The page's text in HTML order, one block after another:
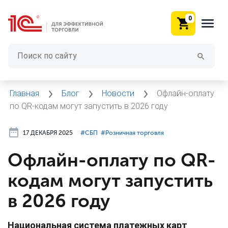
0
Главная Блог Новости
Офлайн-оплату
по QR-кодам могут запустить в 2026 году
17 ДЕКАБРЯ 2025 #⁣СБП #⁣Розничная торговля
Офлайн-оплату по QR-
кодам могут запустить
в 2026 году
Национальная система платежных карт